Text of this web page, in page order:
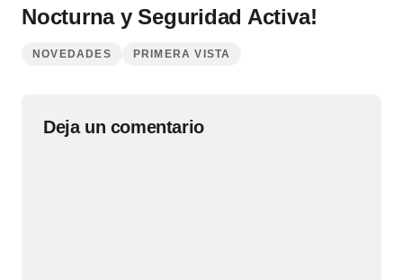
Nocturna y Seguridad Activa!
NOVEDADES PRIMERA VISTA
Deja un comentario